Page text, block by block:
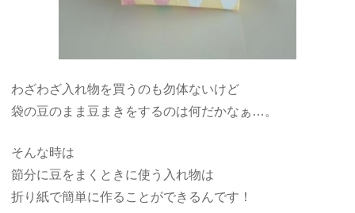
わざわざ入れ物を買うのも勿体ないけど
袋の豆のまま豆まきをするのは何だかなぁ…。
そんな時は
節分に豆をまくときに使う入れ物は
折り紙で簡単に作ることができるんです！